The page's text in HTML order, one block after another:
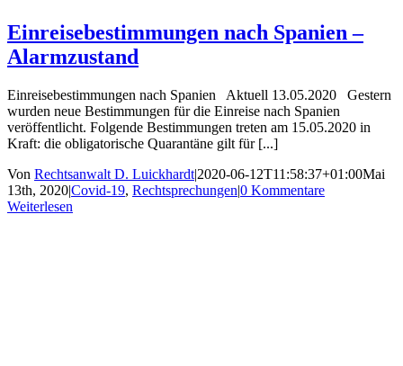
Einreisebestimmungen nach Spanien –
Alarmzustand
Einreisebestimmungen nach Spanien Aktuell 13.05.2020 Gestern
wurden neue Bestimmungen für die Einreise nach Spanien
veröffentlicht. Folgende Bestimmungen treten am 15.05.2020 in
Kraft: die obligatorische Quarantäne gilt für [...]
Von Rechtsanwalt D. Luickhardt|2020-06-12T11:58:37+01:00Mai
13th, 2020|Covid-19, Rechtsprechungen|0 Kommentare
Weiterlesen